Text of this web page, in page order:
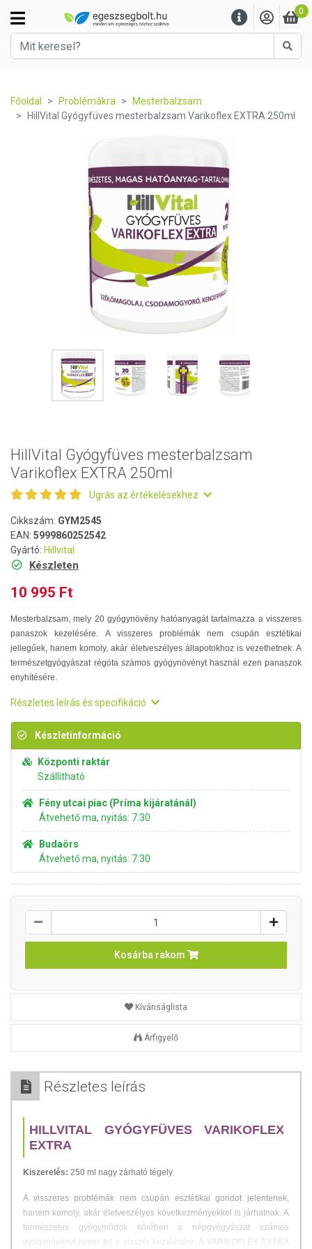
0
Főoldal Problémákra
Mesterbalzsam
HillVital Gyógyfüves mesterbalzsam Varikoflex EXTRA 250ml
HillVital Gyógyfüves mesterbalzsam
Varikoflex EXTRA 250ml
Ugrás az értékelésekhez
Cikkszám: GYM2545
EAN: 5999860252542
Gyártó: Hillvital
Készleten
10 995 Ft
Mesterbalzsam, mely 20 gyógynövény hatóanyagát tartalmazza a visszeres
panaszok kezelésére. A visszeres problémák nem csupán esztétikai
jellegűek, hanem komoly, akár életveszélyes állapotokhoz is vezethetnek. A
természetgyógyászat régóta számos gyógynövényt használ ezen panaszok
enyhítésére.
Részletes leírás és specifikáció
Készletinformáció
Központi raktár
Szállítható
Fény utcai piac (Príma kijáratánál)
Átvehető ma, nyitás: 7:30
Budaörs
Átvehető ma, nyitás: 7:30
Kosárba rakom
Kívánságlista
Árfigyelő
Részletes leírás
HILLVITAL GYÓGYFÜVES VARIKOFLEX
EXTRA
Kiszerelés: 250 ml nagy zárható tégely
A visszeres problémák nem csupán esztétikai gondot jelentenek,
hanem komoly, akár életveszélyes következményekkel is járhatnak. A
természetes gyógymódok körében a népgyógyászat számos
gyógynövényt ismer fel a visszér kezelésére. A VARIKOFLEX EXTRA